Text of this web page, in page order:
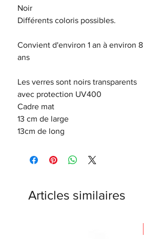
Noir
Différents coloris possibles.
Convient d'environ 1 an à environ 8
ans
Les verres sont noirs transparents
avec protection UV400
Cadre mat
13 cm de large
13cm de long
Articles similaires